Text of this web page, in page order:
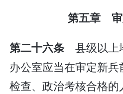
第五章 审
第二十六条 县级以上
办公室应当在审定新
检查、政治考核合格